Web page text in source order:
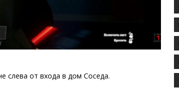
слева от входа в дом Соседа.